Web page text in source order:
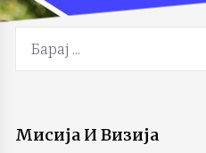
Мисија И Визија